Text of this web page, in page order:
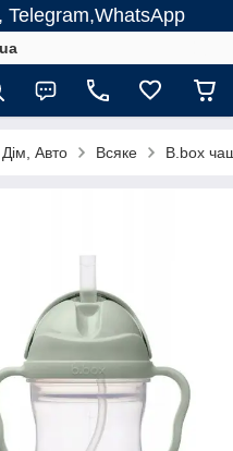
Telegram,WhatsApp
Авто Всяке B.box